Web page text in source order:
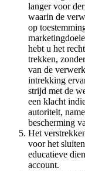
langer voor
waarin de
op
hebt u het
trekken,
van de
intrekking
strijd met de
een klacht
autoriteit,
bescherming
Het
voor het
educatieve
account.